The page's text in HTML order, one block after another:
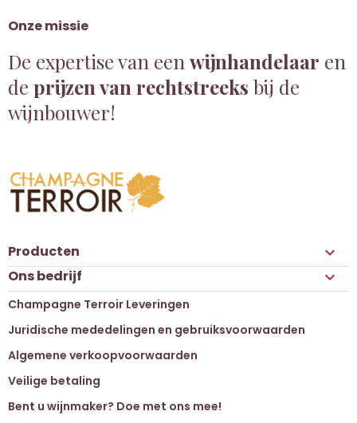
Onze missie
De expertise van een wijnhandelaar en
de prijzen van rechtstreeks bij de
wijnbouwer!
Producten 
Ons bedrijf 
Champagne Terroir Leveringen
Juridische mededelingen en gebruiksvoorwaarden
Algemene verkoopvoorwaarden
Veilige betaling
Bent u wijnmaker? Doe met ons mee!